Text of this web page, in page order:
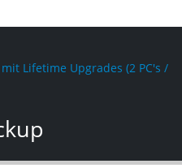
Lifetime Upgrades (2 PC's /